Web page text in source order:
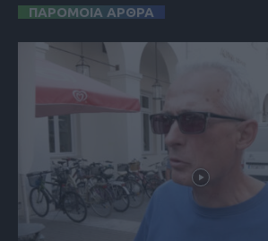
ΠΑΡΟΜΟΙΑ ΑΡΘΡΑ